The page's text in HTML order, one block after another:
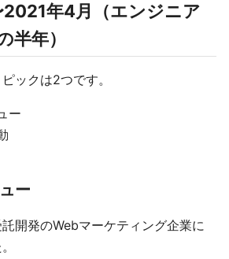
年4月（エンジニア
半年）
ックは2つです。
ー
ー
開発のWebマーケティング企業に